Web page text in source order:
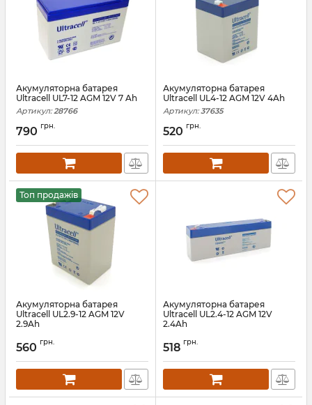
Акумуляторна батарея
Ultracell UL7-12 AGM 12V 7 Ah
Артикул: 28766
790 грн.
Акумуляторна батарея
Ultracell UL4-12 AGM 12V 4Ah
Артикул: 37635
520 грн.
Топ продажів
Акумуляторна батарея
Ultracell UL2.9-12 AGM 12V
2.9Ah
560 грн.
Акумуляторна батарея
Ultracell UL2.4-12 AGM 12V
2.4Ah
518 грн.